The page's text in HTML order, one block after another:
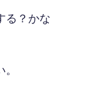
る？かな